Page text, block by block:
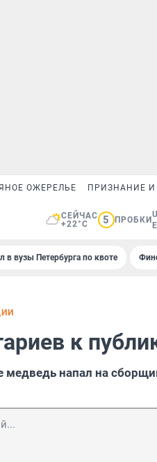
ОЖЕРЕЛЬЕ ПРИЗНАНИЕ
СЕЙЧАС
+22°C
5 ПРОБКИ
в вузы Петербурга по квоте
к
медведь напал на